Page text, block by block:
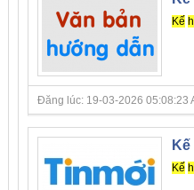
Kế
Đăng lúc: 19-03-2026 05:08:23
Kế